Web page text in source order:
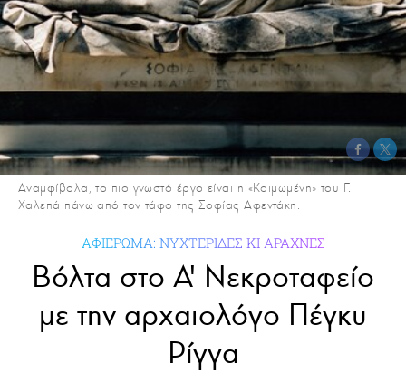
Αναμφίβολα, το πιο γνωστό έργο είναι η «Κοιμωμένη» του Γ.
Χαλεπά πάνω από τον τάφο της Σοφίας Αφεντάκη.
ΑΦΙΕΡΩΜΑ: ΝΥΧΤΕΡΙΔΕΣ ΚΙ ΑΡΑΧΝΕΣ
Βόλτα στο Α' Νεκροταφείο
με την αρχαιολόγο Πέγκυ
Ρίγγα